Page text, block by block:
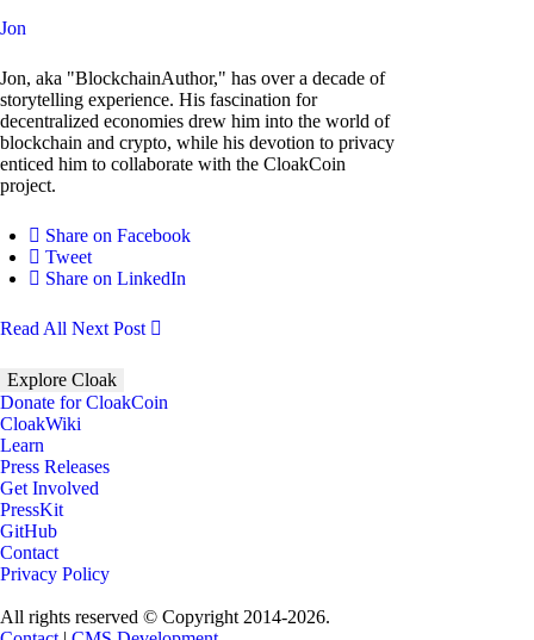
Jon
Jon, aka "BlockchainAuthor," has over a decade of
storytelling experience. His fascination for
decentralized economies drew him into the world of
blockchain and crypto, while his devotion to privacy
enticed him to collaborate with the CloakCoin
project.
Share on Facebook
Tweet
Share on LinkedIn
Read All Next Post
Explore Cloak
Donate for CloakCoin
CloakWiki
Learn
Press Releases
Get Involved
PressKit
GitHub
Contact
Privacy Policy
All rights reserved © Copyright 2014-2026.